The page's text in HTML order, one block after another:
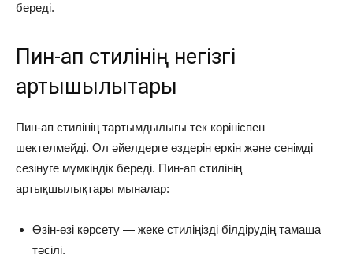
береді.
Пин-ап стилінің негізгі
артықшылықтары
Пин-ап стилінің тартымдылығы тек көрініспен
шектелмейді. Ол әйелдерге өздерін еркін және сенімді
сезінуге мүмкіндік береді. Пин-ап стилінің
артықшылықтары мыналар:
Өзін-өзі көрсету — жеке стиліңізді білдірудің тамаша
тәсілі.